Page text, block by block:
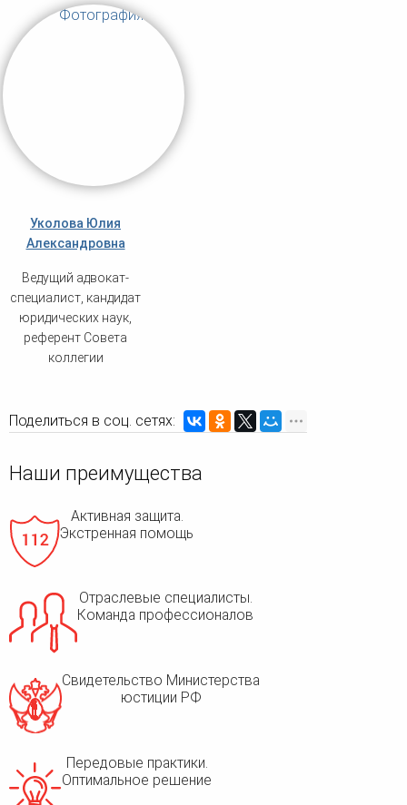
Уколова Юлия
Александровна
Ведущий адвокат-
специалист, кандидат
юридических наук,
референт Совета
коллегии
Поделиться в соц. сетях:
Наши преимущества
Активная защита.
Экстренная помощь
Отраслевые специалисты.
Команда профессионалов
Свидетельство Министерства
юстиции РФ
Передовые практики.
Оптимальное решение